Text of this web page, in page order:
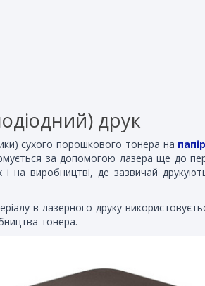
друк
сухого порошкового тонера на папір
за допомогою лазера ще до
виробництві, де зазвичай
в лазерного друку
тонера.